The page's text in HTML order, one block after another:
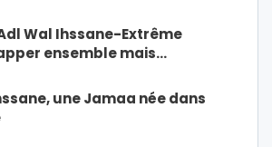
Wal Ihssane-Extrême
ensemble mais…
une Jamaa née dans